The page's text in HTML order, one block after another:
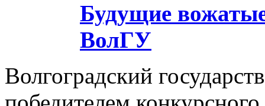
Будущие
ВолГУ
Волгоградский